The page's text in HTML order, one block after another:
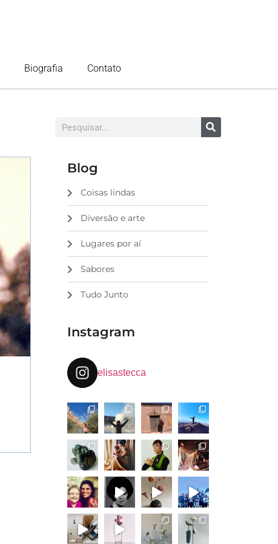
Biografia Contato
Blog
Coisas lindas
Diversão e arte
Lugares por aí
Sabores
Tudo Junto
Instagram
elisastecca